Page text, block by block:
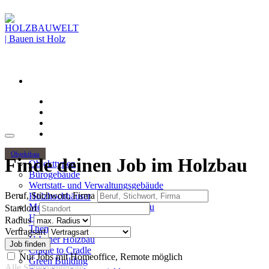
Objektbau
Objekttypen
Bürogebäude
Wertstatt- und Verwaltungsgebäude
Holzhochhäuser
Mehrgeschossiger Wohnungsbau
Hallenbau
Themen
Urbaner Holzbau
Cradle to Cradle
Green Building
Finde deinen Job im Holzbau
Beruf, Stichwort, Firma
Standort
Radius
Vertragsart
Nur Jobs mit Homeoffice, Remote möglich